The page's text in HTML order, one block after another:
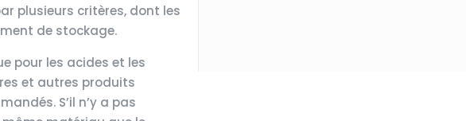
plusieurs critères, dont les
de stockage.
pour les acides et les
et autres produits
S’il n’y a pas